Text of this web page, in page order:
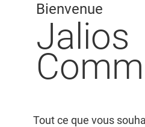
Bienvenue
Jalios
Tout ce que vous